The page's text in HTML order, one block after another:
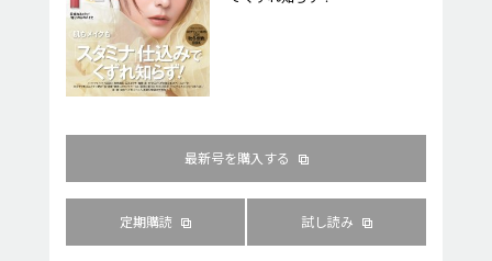
最新号を購入する
定期購読 試し読み